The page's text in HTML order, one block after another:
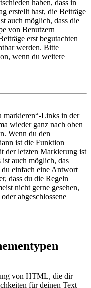
haben, dass in
erstellt hast, die Beiträge
auch möglich, dass die
von Benutzern
erst begutachten
werden. Bitte
wenn du weitere
markieren“-Links in der
wieder ganz nach oben
Wenn du den
ist die Funktion
der letzten Markierung ist
auch möglich, das
du einfach eine Antwort
dass du die Regeln
nicht gerne gesehen,
abgeschlossene
von HTML, die dir
für deinen Text